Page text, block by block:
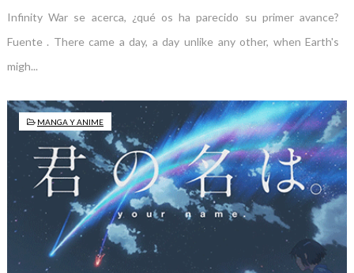
Infinity War se acerca, ¿qué os ha parecido su primer avance?
Fuente . There came a day, a day unlike any other, when Earth's
migh...
MANGA Y ANIME